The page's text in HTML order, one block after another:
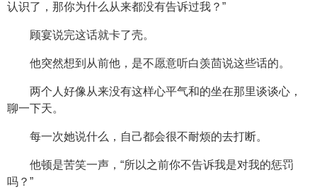
认识了，那你为什么从来都没有告诉过我？”
顾宴说完这话就卡了壳。
他突然想到从前他，是不愿意听白羡茴说这些话的。
两个人好像从来没有这样心平气和的坐在那里谈谈心，
聊一下天。
每一次她说什么，自己都会很不耐烦的去打断。
他顿是苦笑一声，“所以之前你不告诉我是对我的惩罚
吗？”